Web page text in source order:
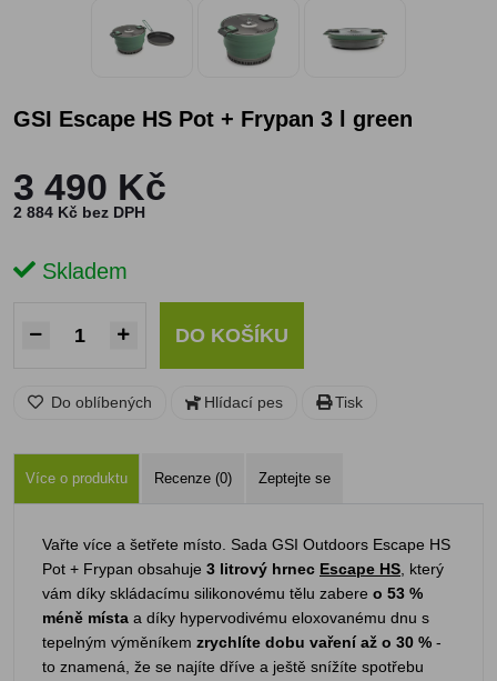
GSI Escape HS Pot + Frypan 3 l green
3 490 Kč
2 884 Kč bez DPH
Skladem
DO KOŠÍKU
Do oblíbených Hlídací pes Tisk
Více o produktu Recenze (0) Zeptejte se
Vařte více a šetřete místo. Sada GSI Outdoors Escape HS
Pot + Frypan obsahuje 3 litrový hrnec Escape HS , který
vám díky skládacímu silikonovému tělu zabere o 53 %
méně místa a díky hypervodivému eloxovanému dnu s
tepelným výměníkem zrychlíte dobu vaření až o 30 % -
to znamená, že se najíte dříve a ještě snížíte spotřebu